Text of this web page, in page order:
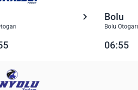
Bolu
Bolu Otogarı
06:55